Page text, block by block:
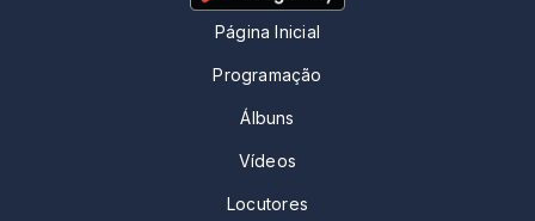
Página Inicial
Programação
Álbuns
Vídeos
Locutores